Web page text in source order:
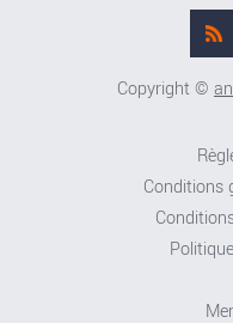
Copyright ©
Conditions